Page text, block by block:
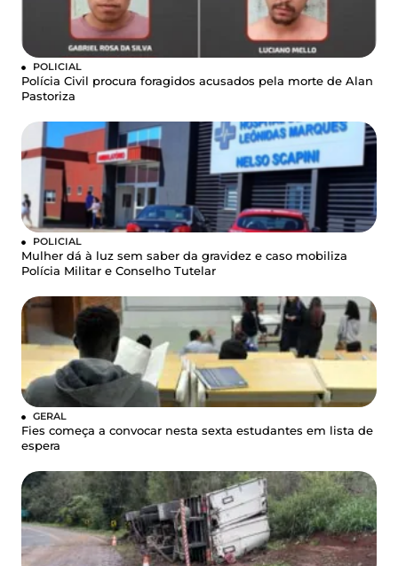
POLICIAL
Polícia Civil procura foragidos acusados pela morte de Alan
Pastoriza
POLICIAL
Mulher dá à luz sem saber da gravidez e caso mobiliza
Polícia Militar e Conselho Tutelar
GERAL
Fies começa a convocar nesta sexta estudantes em lista de
espera